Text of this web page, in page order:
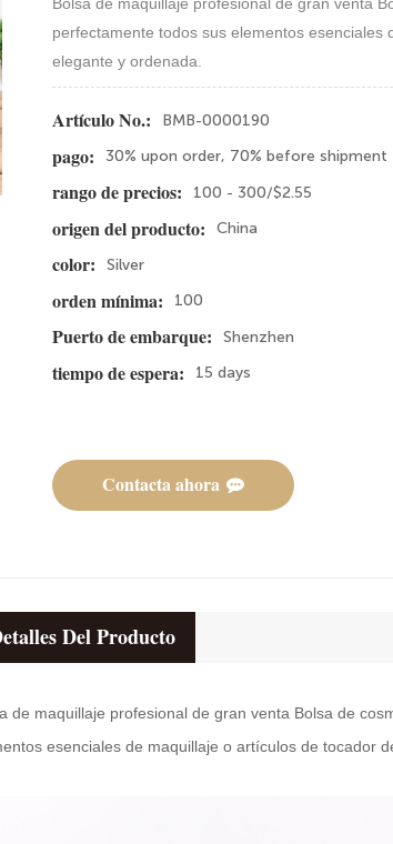
perfectamente todos sus elementos
elegante y ordenada.
Artículo No.:
BMB-0000190
pago:
30% upon order, 70% before shipment
rango de precios:
100 - 300/$2.55
origen del producto:
China
color:
Silver
orden mínima:
100
Puerto de embarque:
Shenzhen
tiempo de espera:
15 days
Contacta ahora
Del Producto
de maquillaje profesional de gran venta Bolsa de
esenciales de maquillaje o artículos de tocador